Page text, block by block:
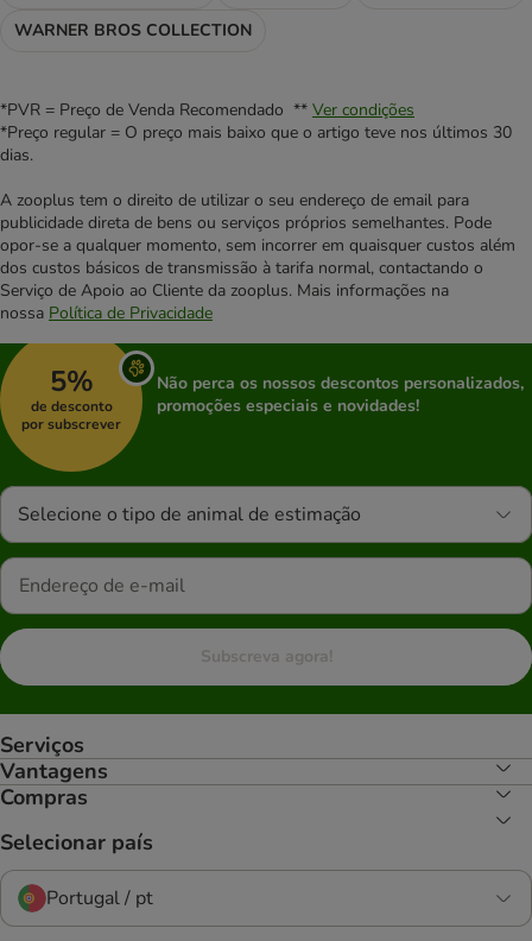
WARNER BROS COLLECTION
*PVR = Preço de Venda Recomendado ** Ver condições
*Preço regular = O preço mais baixo que o artigo teve nos últimos 30
dias.
A zooplus tem o direito de utilizar o seu endereço de email para
publicidade direta de bens ou serviços próprios semelhantes. Pode
opor-se a qualquer momento, sem incorrer em quaisquer custos além
dos custos básicos de transmissão à tarifa normal, contactando o
Serviço de Apoio ao Cliente da zooplus. Mais informações na
nossa Política de Privacidade
5%
de desconto
por subscrever
Não perca os nossos descontos personalizados,
promoções especiais e novidades!
Selecione o tipo de animal de estimação
Subscreva agora!
Serviços
Vantagens
Compras
Selecionar país
Portugal / pt